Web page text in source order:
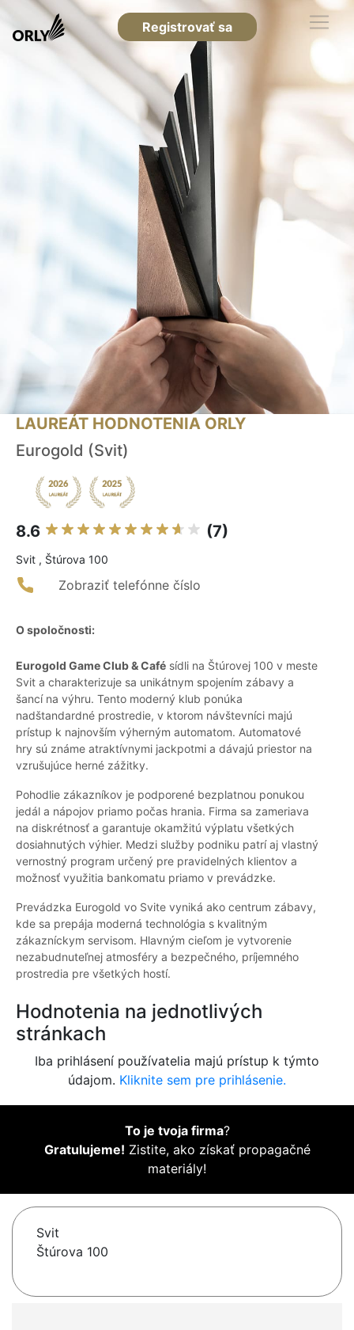
Registrovať sa
LAUREÁT HODNOTENIA ORLY
Eurogold (Svit)
8.6 (7)
Svit , Štúrova 100
Zobraziť telefónne číslo
O spoločnosti:
Eurogold Game Club & Café sídli na Štúrovej 100 v meste
Svit a charakterizuje sa unikátnym spojením zábavy a
šancí na výhru. Tento moderný klub ponúka
nadštandardné prostredie, v ktorom návštevníci majú
prístup k najnovším výherným automatom. Automatové
hry sú známe atraktívnymi jackpotmi a dávajú priestor na
vzrušujúce herné zážitky.
Pohodlie zákazníkov je podporené bezplatnou ponukou
jedál a nápojov priamo počas hrania. Firma sa zameriava
na diskrétnosť a garantuje okamžitú výplatu všetkých
dosiahnutých výhier. Medzi služby podniku patrí aj vlastný
vernostný program určený pre pravidelných klientov a
možnosť využitia bankomatu priamo v prevádzke.
Prevádzka Eurogold vo Svite vyniká ako centrum zábavy,
kde sa prepája moderná technológia s kvalitným
zákazníckym servisom. Hlavným cieľom je vytvorenie
nezabudnuteľnej atmosféry a bezpečného, príjemného
prostredia pre všetkých hostí.
Hodnotenia na jednotlivých
stránkach
Iba prihlásení používatelia majú prístup k týmto
údajom. Kliknite sem pre prihlásenie.
To je tvoja firma?
Gratulujeme! Zistite, ako získať propagačné
materiály!
Svit
Štúrova 100